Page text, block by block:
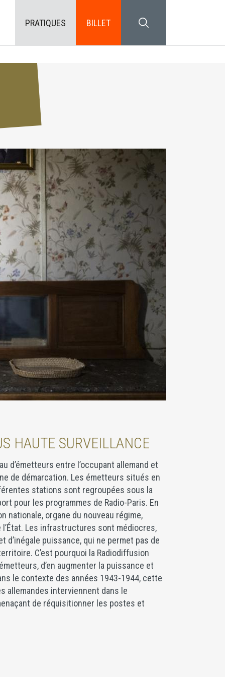
PRATIQUES BILLET SEARCH BLOCK
HAUTE SURVEILLANCE
d’émetteurs entre l’occupant allemand et
de démarcation. Les émetteurs situés en
stations sont regroupées sous la
pour les programmes de Radio-Paris. En
nationale, organe du nouveau régime,
Les infrastructures sont médiocres,
puissance, qui ne permet pas de
C’est pourquoi la Radiodiffusion
d’en augmenter la puissance et
le contexte des années 1943-1944, cette
allemandes interviennent dans le
de réquisitionner les postes et